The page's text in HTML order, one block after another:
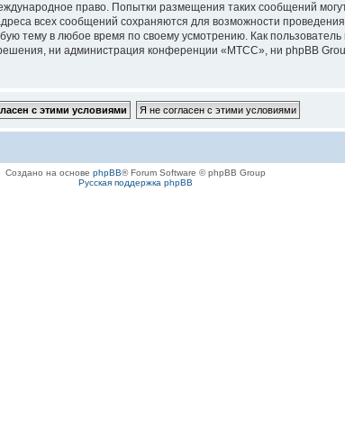
право. Попытки размещения таких сообщений
всех сообщений сохраняются для возможности
тему в любое время по своему усмотрению. Как
ни администрация конференции «МТСС», ни phpBB
Создано на основе phpBB® Forum Software © phpBB Group
Русская поддержка phpBB